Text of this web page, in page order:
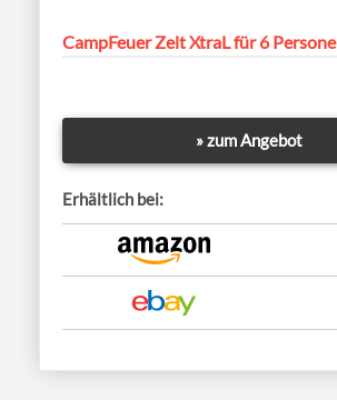
CampFeuer Zelt XtraL für 6
» zum Angebot
Erhältlich bei: